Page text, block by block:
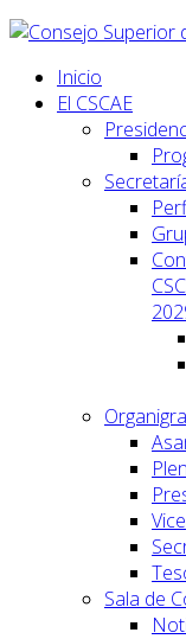
Inicio
El CSCAE
Sala de